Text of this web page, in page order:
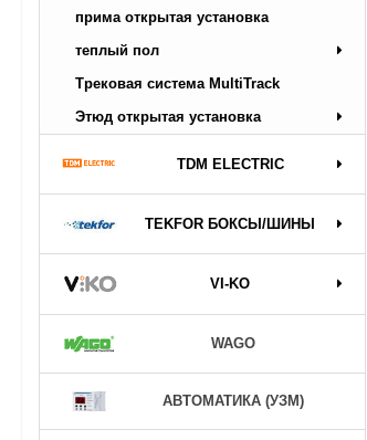
прима открытая установка
теплый пол
Трековая система MultiTrack
Этюд открытая установка
TDM ELECTRIC
TEKFOR БОКСЫ/ШИНЫ
VI-KO
WAGO
АВТОМАТИКА (УЗМ)